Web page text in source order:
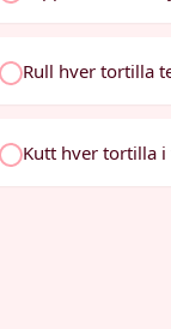
Rull hver tortilla
Kutt hver tortilla